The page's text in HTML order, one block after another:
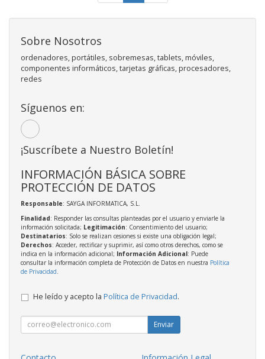
Sobre Nosotros
ordenadores, portátiles, sobremesas, tablets, móviles,
componentes informáticos, tarjetas gráficas, procesadores,
redes
Síguenos en:
¡Suscríbete a Nuestro Boletín!
INFORMACIÓN BÁSICA SOBRE
PROTECCIÓN DE DATOS
Responsable: SAYGA INFORMATICA, S.L.
Finalidad: Responder las consultas planteadas por el usuario y enviarle la
información solicitada; Legitimación: Consentimiento del usuario;
Destinatarios: Solo se realizan cesiones si existe una obligación legal;
Derechos: Acceder, rectificar y suprimir, así como otros derechos, como se
indica en la información adicional; Información Adicional: Puede
consultar la información completa de Protección de Datos en nuestra Política
de Privacidad
He leído y acepto la Política de Privacidad.
Enviar